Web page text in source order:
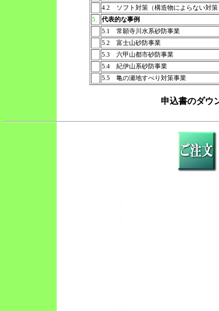
4.2 ソフト対策（構造物によらない対策
5.
代表的な事例
5.1 常願寺川水系砂防事業
5.2 富士山砂防事業
5.3 六甲山都市砂防事業
5.4 紀伊山系砂防事業
5.5 亀の瀬地すべり対策事業
申込書のダウ